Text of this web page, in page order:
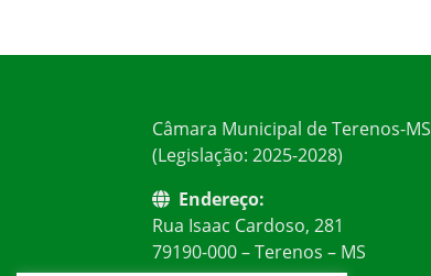
Câmara Municipal de Terenos-MS
(Legislação: 2025-2028)
Endereço:
Rua Isaac Cardoso, 281
79190-000 – Terenos – MS